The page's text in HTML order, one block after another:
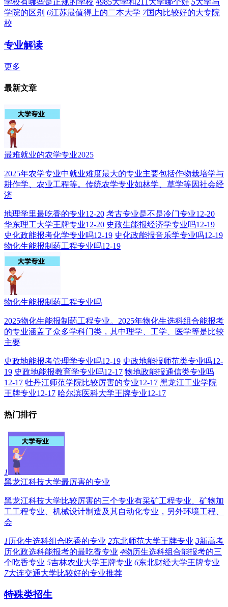
学校有哪些是正规的学校 4985大学和211大学哪个好 5大学与
学院的区别 6江苏最值得上的二本大学 7国内比较好的大专院
校
专业解读
更多
最新文章
最难就业的农学专业2025
2025年农学专业中就业难度最大的专业主要包括作物栽培学与
耕作学、农业工程等。传统农学专业如林学、草学等因社会经
济
地理学里最吃香的专业12-20 考古专业是不是冷门专业12-20
华东理工大学王牌专业12-20 史政生能报经济学专业吗12-19
史化政能报考化学专业吗12-19 史化政能报音乐学专业吗12-19
物化生能报制药工程专业吗12-19
物化生能报制药工程专业吗
2025物化生能报制药工程专业。2025年物化生选科组合能报考
的专业涵盖了众多学科门类，其中理学、工学、医学等是比较
主要
史政地能报考管理学专业吗12-19 史政地能报师范类专业吗12-
19 史政地能报教育学专业吗12-17 物地政能报通信类专业吗
12-17 牡丹江师范学院比较厉害的专业12-17 黑龙江工业学院
王牌专业12-17 哈尔滨医科大学王牌专业12-17
热门排行
1
黑龙江科技大学最厉害的专业
黑龙江科技大学比较厉害的三个专业有采矿工程专业、矿物加
工工程专业、机械设计制造及其自动化专业，另外环境工程、
会
1 历化生选科组合吃香的专业 2东北师范大学王牌专业 3新高考
历化政选科能报考的最吃香专业 4物历生选科组合能报考的三
个吃香专业 5吉林农业大学王牌专业 6东北财经大学王牌专业
7大连交通大学比较好的专业推荐
特殊类招生